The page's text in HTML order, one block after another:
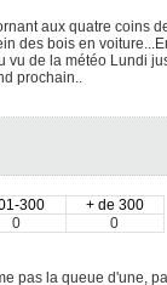
aux quatre coins
des bois en
vu de la météo Lundi
prochain..
300
+ de 300
0
0
pas la queue d'une,